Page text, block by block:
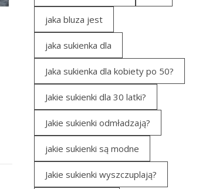
jaka bluza jest
jaka sukienka dla
Jaka sukienka dla kobiety po 50?
Jakie sukienki dla 30 latki?
Jakie sukienki odmładzają?
jakie sukienki są modne
Jakie sukienki wyszczuplają?